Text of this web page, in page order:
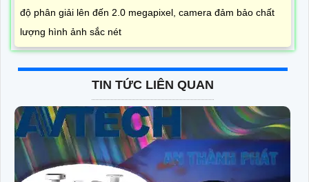
độ phân giải lên đến 2.0 megapixel, camera đảm bảo chất
lượng hình ảnh sắc nét
TIN TỨC LIÊN QUAN